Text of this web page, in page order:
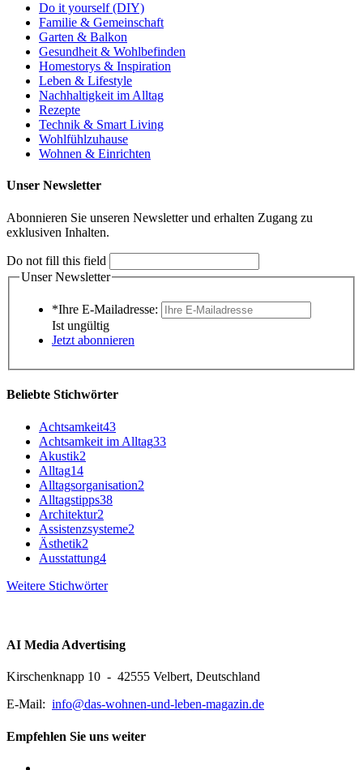
Do it yourself (DIY)
Familie & Gemeinschaft
Garten & Balkon
Gesundheit & Wohlbefinden
Homestorys & Inspiration
Leben & Lifestyle
Nachhaltigkeit im Alltag
Rezepte
Technik & Smart Living
Wohlfühlzuhause
Wohnen & Einrichten
Unser Newsletter
Abonnieren Sie unseren Newsletter und erhalten Zugang zu
exklusiven Inhalten.
Do not fill this field
Unser Newsletter
*Ihre E-Mailadresse:
Ist ungültig
Jetzt abonnieren
Beliebte Stichwörter
Achtsamkeit43
Achtsamkeit im Alltag33
Akustik2
Alltag14
Alltagsorganisation2
Alltagstipps38
Architektur2
Assistenzsysteme2
Ästhetik2
Ausstattung4
Weitere Stichwörter
AI Media Advertising
Kirschenknapp 10 - 42555 Velbert, Deutschland
E-Mail: info@das-wohnen-und-leben-magazin.de
Empfehlen Sie uns weiter